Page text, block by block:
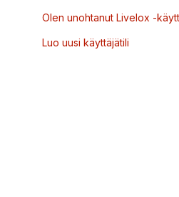
Olen unohtanut Livelox -
Luo uusi käyttäjätili